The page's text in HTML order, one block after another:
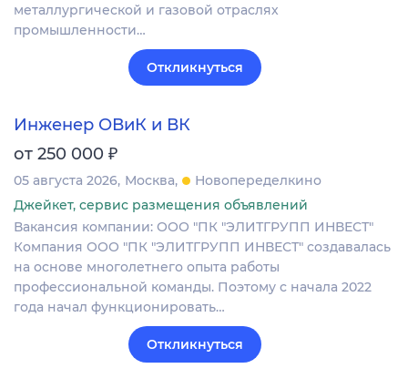
металлургической и газовой отраслях
промышленности…
Откликнуться
Инженер ОВиК и ВК
от 250 000 ₽
05 августа 2026 Москва
Новопеределкино
Джейкет, сервис размещения объявлений
Вакансия компании: ООО "ПК "ЭЛИТГРУПП ИНВЕСТ"
Компания ООО "ПК "ЭЛИТГРУПП ИНВЕСТ" создавалась
на основе многолетнего опыта работы
профессиональной команды. Поэтому с начала 2022
года начал функционировать…
Откликнуться